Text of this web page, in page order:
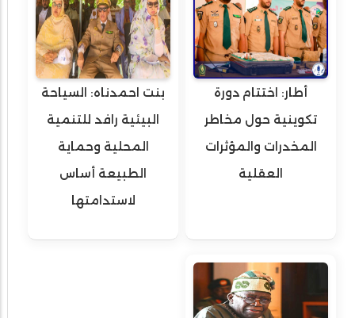
أطار: اختتام دورة
تكوينية حول مخاطر
المخدرات والمؤثرات
العقلية
بنت احمدناه: السياحة
البيئية رافد للتنمية
المحلية وحماية
الطبيعة أساس
لاستدامتها